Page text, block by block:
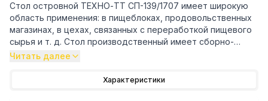
Стол островной ТЕХНО-ТТ СП-139/1707 имеет широкую
область применения: в пищеблоках, продовольственных
магазинах, в цехах, связанных с переработкой пищевого
сырья и т. д. Стол производственный имеет сборно-
разборную конструкцию. Он состоит из столешницы и
Столы без борта устанавливаются в центре кухонного
Читать далее
Характеристики